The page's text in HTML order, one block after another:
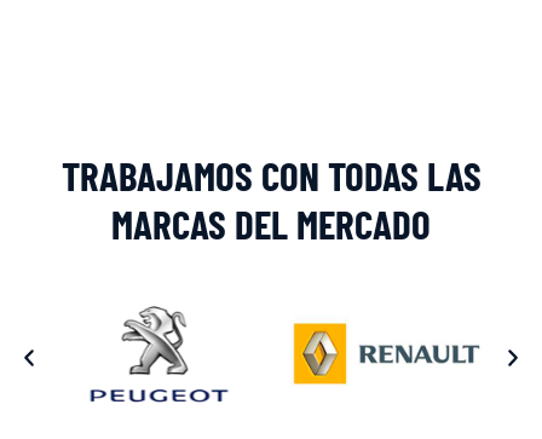
TRABAJAMOS CON TODAS LAS
MARCAS DEL MERCADO